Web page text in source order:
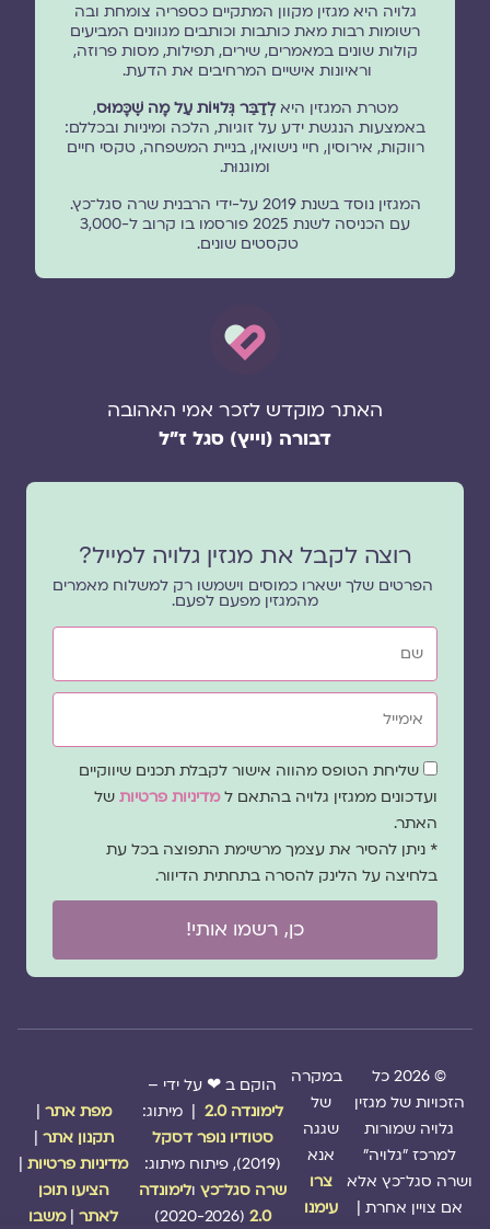
גלויה היא מגזין מקוון המתקיים כספריה צומחת ובה
רשומות רבות מאת כותבות וכותבים מגוונים המביעים
קולות שונים במאמרים, שירים, תפילות, מסות פרוזה,
וראיונות אישיים המרחיבים את הדעת.
מטרת המגזין היאלְדַבֵּר גְּלוּיוֹת עַל מָה שֶׁכָּמוּס,
באמצעות הנגשת ידע על זוגיות, הלכה ומיניות ובכללם:
רווקות, אירוסין, חיי נישואין, בניית המשפחה, טקסי חיים
ומוגנוּת.
המגזין נוסד בשנת 2019 על-ידי הרבנית שרה סגל־כץ.
עם הכניסה לשנת 2025 פורסמו בו קרוב ל-3,000
טקסטים שונים.
האתר מוקדש לזכר אמי האהובה
דבורה (וייץ) סגל ז"ל
רוצה לקבל את מגזין גלויה למייל?
הפרטים שלך ישארו כמוסים וישמשו רק למשלוח מאמרים
מהמגזין מפעם לפעם.
שם
אימייל
שדה
הסכמה
שליחת הטופס מהווה אישור לקבלת תכנים שיווקיים
ועדכונים ממגזין גלויה בהתאם ל מדיניות פרטיותשל
האתר.
* ניתן להסיר את עצמך מרשימת התפוצה בכל עת
בלחיצה על הלינק להסרה בתחתית הדיוור.
כן, רשמו אותי!
© 2026 כל
הזכויות של מגזין
גלויה שמורות
למרכז "גלויה"
ושרה סגל־כץ אלא
אם צויין אחרת |
במקרה
של
שגגה
אנא
צרו
עימנו
הוקם ב ❤ על ידי –
לימונדה 2.0
| מיתוג:
סטודיו נופר דסקל
שרה סגל־כץולימונדה
2.0
(2020-2026)
מפת אתר|
תקנון אתר|
מדיניות פרטיות|
הציעו תוכן
לאתר| משבו